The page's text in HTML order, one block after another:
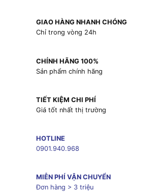
GIAO HÀNG NHANH CHÓNG
Chỉ trong vòng 24h
CHÍNH HÃNG 100%
Sản phẩm chính hãng
TIẾT KIỆM CHI PHÍ
Giá tốt nhất thị trường
HOTLINE
0901.940.968
MIỄN PHÍ VẬN CHUYỂN
Đơn hàng > 3 triệu